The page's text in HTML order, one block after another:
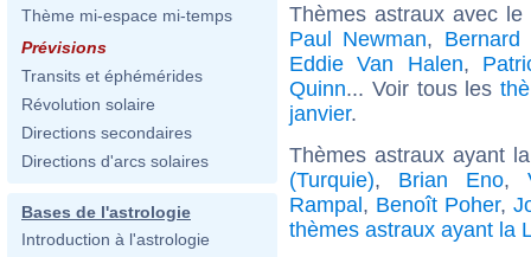
Thème mi-espace mi-temps
Prévisions
Transits et éphémérides
Révolution solaire
Directions secondaires
Directions d'arcs solaires
Bases de l'astrologie
Introduction à l'astrologie
Thèmes astraux avec
Paul Newman, Bernard
Eddie Van Halen,
Quinn... Voir tous les
janvier.
Thèmes astraux ayant
(Turquie), Brian Eno,
Rampal, Benoît Poher,
thèmes astraux ayant la